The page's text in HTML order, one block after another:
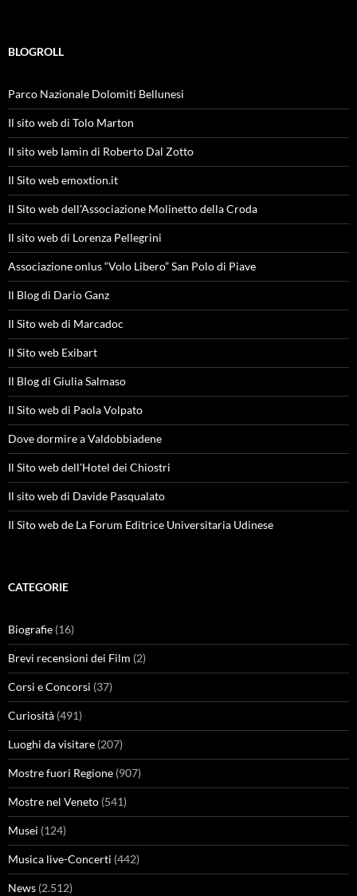
BLOGROLL
Parco Nazionale Dolomiti Bellunesi
Il sito web di Tolo Marton
Il sito web Iamin di Roberto Dal Zotto
Il Sito web emoxtion.it
Il Sito web dell'Associazione Molinetto della Croda
Il sito web di Lorenza Pellegrini
Associazione onlus “Volo Libero” San Polo di Piave
Il Blog di Dario Ganz
Il Sito web di Marcadoc
Il Sito web Exibart
Il Blog di Giulia Salmaso
Il Sito web di Paola Volpato
Dove dormire a Valdobbiadene
Il Sito web dell'Hotel dei Chiostri
Il sito web di Davide Pasqualato
Il Sito web de La Forum Editrice Universitaria Udinese
CATEGORIE
Biografie (16)
Brevi recensioni dei Film (2)
Corsi e Concorsi (37)
Curiosità (491)
Luoghi da visitare (207)
Mostre fuori Regione (907)
Mostre nel Veneto (541)
Musei (124)
Musica live-Concerti (442)
News (2.512)